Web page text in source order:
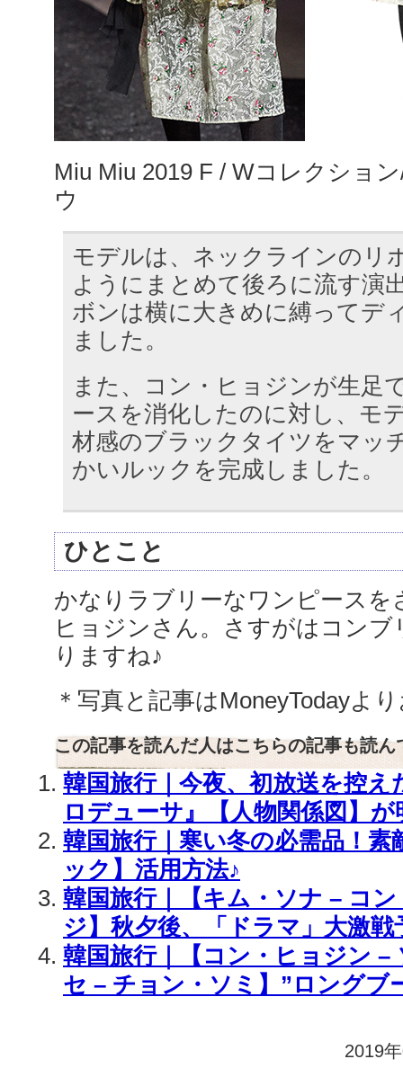
Miu Miu 2019 F / Wコレクショ
ウ
モデルは、ネックラインのリ
ようにまとめて後ろに流す演
ボンは横に大きめに縛ってデ
ました。
また、コン・ヒョジンが生足
ースを消化したのに対し、モ
材感のブラックタイツをマッ
かいルックを完成しました。
ひとこと
かなりラブリーなワンピースを
ヒョジンさん。さすがはコン
りますね♪
＊写真と記事はMoneyTodayよ
この記事を読んだ人はこちらの記事も読ん
韓国旅行｜今夜、初放送を控
ロデューサ』【人物関係図】
韓国旅行｜寒い冬の必需品！
ック】活用方法♪
韓国旅行｜【キム・ソナ – コ
ジ】秋夕後、「ドラマ」大激戦
韓国旅行｜【コン・ヒョジン –
セ – チョン・ソミ】”ロングブ
2019